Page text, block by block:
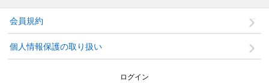
会員規約
個人情報保護の取り扱い
ログイン